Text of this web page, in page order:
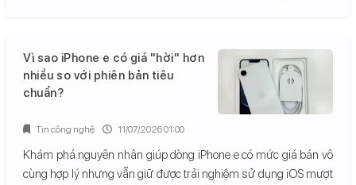
Vì sao iPhone e có giá "hời" hơn
nhiều so với phiên bản tiêu
chuẩn?
Khám phá nguyên nhân giúp dòng iPhone e có mức giá bán vô
cùng hợp lý nhưng vẫn giữ được trải nghiệm sử dụng iOS mượt
Tin công nghệ 11/07/2026 01:00